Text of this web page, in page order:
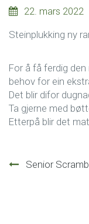
22. mars 2022
Steinplukking ny
For å få ferdig
behov for ein
Det blir difor
Ta gjerne med
Etterpå blir det
Senior